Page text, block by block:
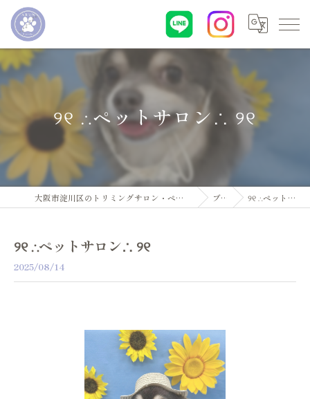
୨୧ ∴ペットサロン∴ ୨୧
大阪市淀川区のトリミングサロン・ペットサロンならDogsalon ARUN ブログ ୨୧ ∴ペットサロン∴ ୨୧
୨୧ ∴ペットサロン∴ ୨୧
2025/08/14